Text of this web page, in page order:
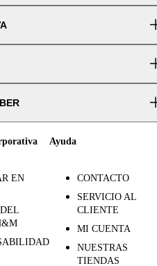
EN
Ayuda
CONTACTO
SERVICIO AL
CLIENTE
MI CUENTA
NUESTRAS
TIENDAS